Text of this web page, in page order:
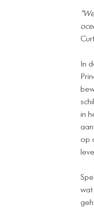
In
in
op
wat